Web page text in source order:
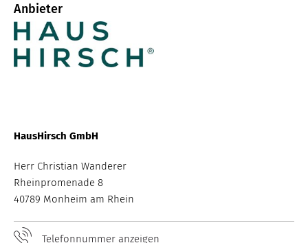
Anbieter
HausHirsch GmbH
Herr Christian Wanderer
Rheinpromenade 8
40789 Monheim am Rhein
Telefonnummer anzeigen